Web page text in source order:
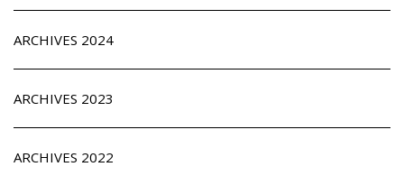
ARCHIVES 2024
ARCHIVES 2023
ARCHIVES 2022